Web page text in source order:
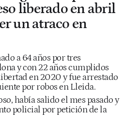
liberado en abril
un atraco en
a 64 años por tres
y con 22 años cumplidos
en 2020 y fue arrestado
por robos en Lleida.
había salido el mes pasado y
policial por petición de la